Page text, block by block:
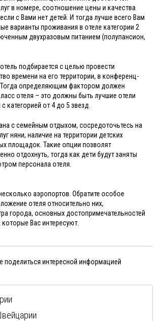
в номере, соотношение цены и качества
с Вами нет детей. И тогда лучше всего Вам
варианты проживания в отеле категории 2
двухразовым питанием (полупансион,
подбирается с целью провести
времени на его территории, в конференц-
Тогда определяющим фактором должен
отеля – это должны быть лучшие отели
категорией от 4 до 5 звезд.
с семейным отдыхом, сосредоточьтесь на
няни, наличие на территории детских
площадок. Такие опции позволят
отдохнуть, тогда как дети будут заняты
персонала отеля.
аэропортов. Обратите особое
отеля относительно них,
города, основных достопримечательностей
Вас интересуют.
поделиться интересной информацией